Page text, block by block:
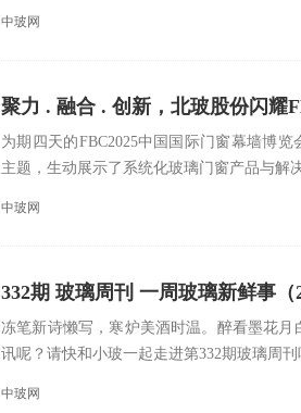
中玻网
聚力 . 融合 . 创新，北玻股份闪耀
为期四天的FBC2025中国国际门窗幕墙博
主题，生动展示了系统化玻璃门窗产品与解
中玻网
332期 玻璃周刊 一周玻璃新鲜事（
冻笔新诗懒写，寒炉美酒时温。醉看墨花
讯呢？请快和小玻一起走进第332期玻璃周
中玻网